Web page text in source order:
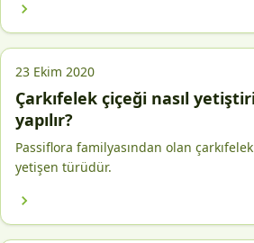
23 Ekim 2020
Çarkıfelek çiçeği nasıl
yapılır?
Passiflora familyasından olan
yetişen türüdür.